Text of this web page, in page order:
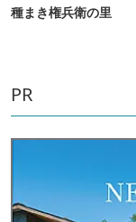
種まき権兵衛の里
PR